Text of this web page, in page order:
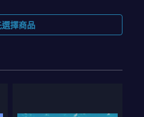
擇商品